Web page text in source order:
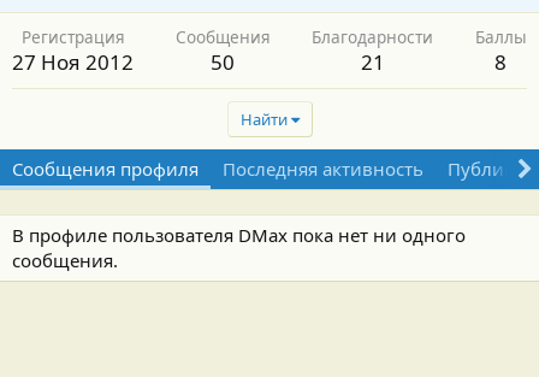
Регистрация
27 Ноя 2012
Сообщения
50
Благодарности
21
Баллы
8
Найти
Сообщения профиля Последняя активность
В профиле пользователя DMax пока нет ни одного
сообщения.